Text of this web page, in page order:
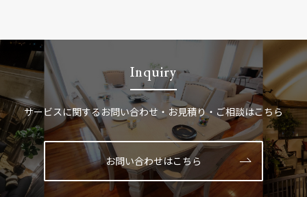
Inquiry
サービスに関するお問い合わせ・お見積り・ご相談はこちら
お問い合わせはこちら